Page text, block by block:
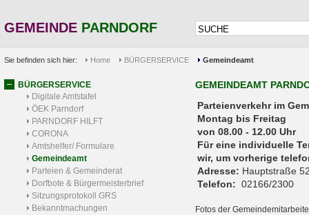
GEMEINDE PARNDORF
Sie befinden sich hier: Home BÜRGERSERVICE Gemeindeamt
BÜRGERSERVICE
Digitale Amtstafel
ÖEK Parndorf
PARNDORF HILFT
CORONA
Amtshelfer/ Formulare
Gemeindeamt
Parteien & Gemeinderat
Dorfbote & Bürgermeisterbrief
Sitzungsprotokoll GRS
Bekanntmachungen
GEMEINDEAMT
Parteienverkehr
Montag bis Freitag
von 08.00 - 12.00 Uhr
Für eine individuelle
wir, um vorherige
Adresse: Hauptstraße
Telefon: 02166/2300
Fotos der